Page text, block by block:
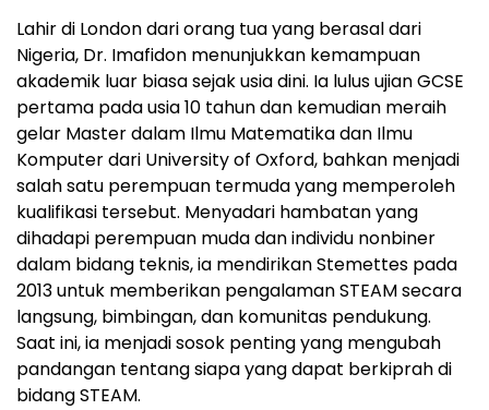
Lahir di London dari orang tua yang berasal dari
Nigeria, Dr. Imafidon menunjukkan kemampuan
akademik luar biasa sejak usia dini. Ia lulus ujian GCSE
pertama pada usia 10 tahun dan kemudian meraih
gelar Master dalam Ilmu Matematika dan Ilmu
Komputer dari University of Oxford, bahkan menjadi
salah satu perempuan termuda yang memperoleh
kualifikasi tersebut. Menyadari hambatan yang
dihadapi perempuan muda dan individu nonbiner
dalam bidang teknis, ia mendirikan Stemettes pada
2013 untuk memberikan pengalaman STEAM secara
langsung, bimbingan, dan komunitas pendukung.
Saat ini, ia menjadi sosok penting yang mengubah
pandangan tentang siapa yang dapat berkiprah di
bidang STEAM.